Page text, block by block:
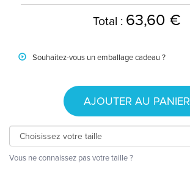
Total : 63,60 €
Souhaitez-vous un emballage cadeau ?
AJOUTER AU PANIER
Vous ne connaissez pas votre taille ?